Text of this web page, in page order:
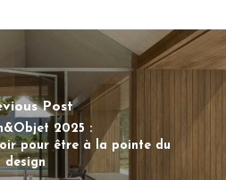
Post
2025 :
pour être à la pointe du
design